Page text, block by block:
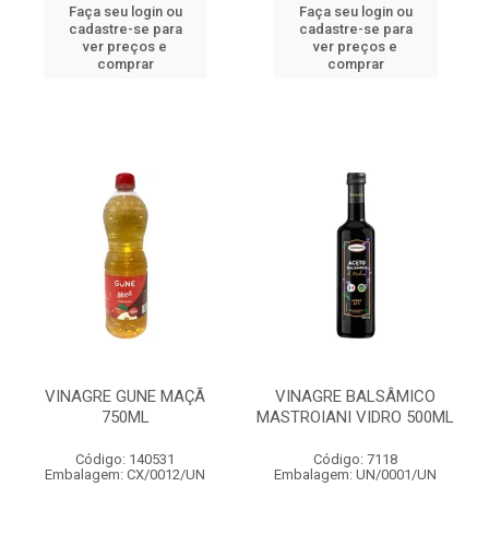
Faça seu login ou
cadastre-se para
ver preços e
comprar
Faça seu login ou
cadastre-se para
ver preços e
comprar
VINAGRE GUNE MAÇÃ
750ML
Código: 140531
Embalagem: CX/0012/UN
VINAGRE BALSÂMICO
MASTROIANI VIDRO 500ML
Código: 7118
Embalagem: UN/0001/UN